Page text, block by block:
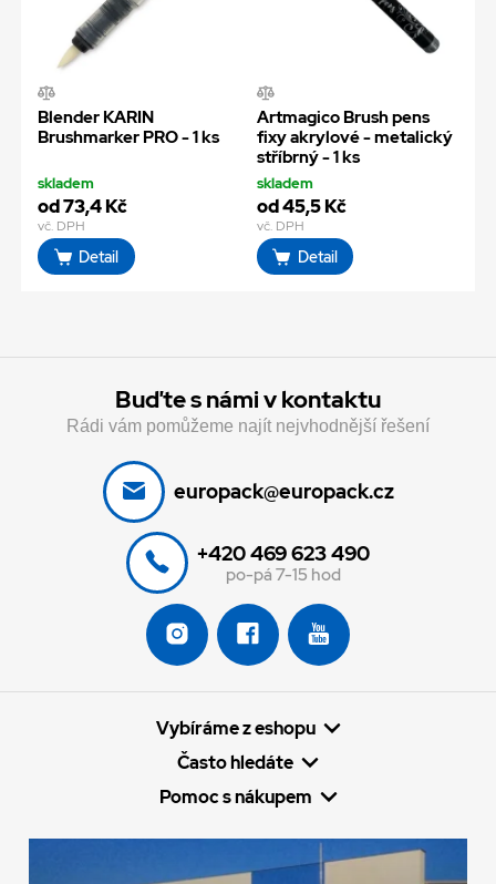
Blender KARIN
Brushmarker PRO - 1 ks
skladem
od 73,4 Kč
vč. DPH
Detail
Artmagico Brush pens
fixy akrylové - metalický
stříbrný - 1 ks
skladem
od 45,5 Kč
vč. DPH
Detail
Buďte s námi v kontaktu
Rádi vám pomůžeme najít nejvhodnější řešení
europack@europack.cz
+420 469 623 490
po-pá 7-15 hod
Vybíráme z eshopu
Často hledáte
Pomoc s nákupem